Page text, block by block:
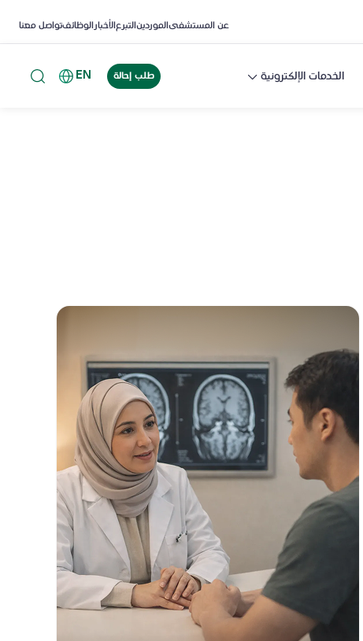
عن المستشفىالموردينالتبرعالأخبارالوظائفتواصل معنا
الخدمات الإلكترونية طلب إحالة EN